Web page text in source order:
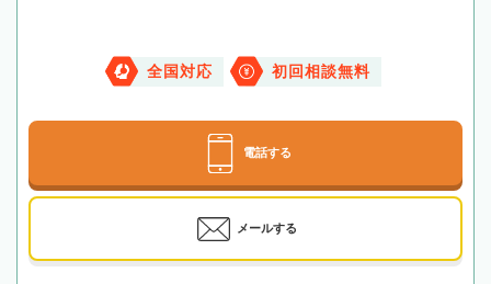
全国対応 初回相談無料
電話する
メールする